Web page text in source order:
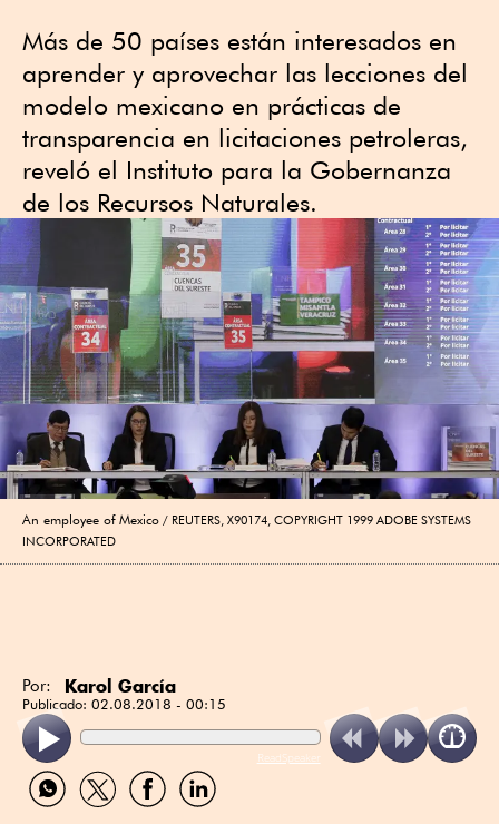
Más de 50 países están interesados en
aprender y aprovechar las lecciones del
modelo mexicano en prácticas de
transparencia en licitaciones petroleras,
reveló el Instituto para la Gobernanza
de los Recursos Naturales.
An employee of Mexico
REUTERS, X90174, COPYRIGHT 1999 ADOBE SYSTEMS
INCORPORATED
Por: Karol García
Publicado: 02.08.2018 - 00:15
ReadSpeaker
Compartir
por
Compartir
por
Compartir
por
Compartir
por